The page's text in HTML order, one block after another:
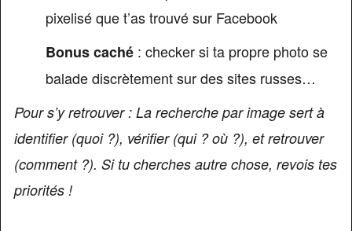
pixelisé que t’as trouvé sur Facebook
Bonus caché: checker si ta propre photo se
balade discrètement sur des sites russes…
Pour s’y retrouver : La recherche par image sert à
identifier (quoi ?), vérifier (qui ? où ?), et retrouver
(comment ?). Si tu cherches autre chose, revois tes
priorités !